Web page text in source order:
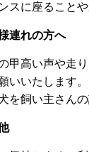
スに座ること
連れの方へ
甲高い声や走
いいたします。
を飼い主さん